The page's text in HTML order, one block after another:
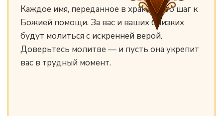
Каждое имя, переданное в храм, — это шаг к
Божией помощи. За вас и ваших близких
будут молиться с искренней верой.
Доверьтесь молитве — и пусть она укрепит
вас в трудный момент.